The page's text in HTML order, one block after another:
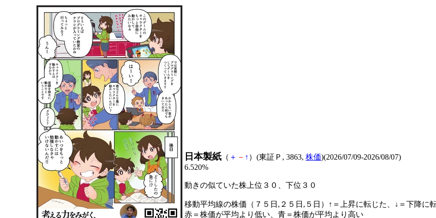
日本製紙 （ ＋ － ↑ ）(東証Ｐ, 3863, 株価)(2026/07/09-2026/08/07)
6.520%
動きの似ていた株上位３０、下位３０
移動平均線の株価（７５日,２５日,５日）↑＝上昇に転じた、↓＝下降に
赤＝株価が平均より低い、青＝株価が平均より高い